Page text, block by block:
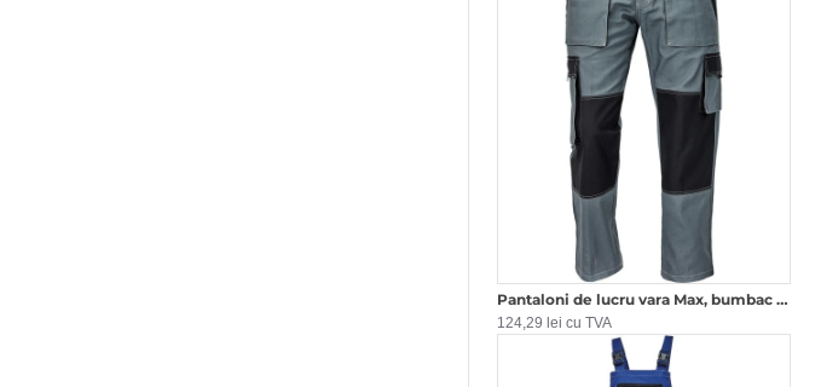
Pantaloni de lucru vara Max, bumbac 200g/mp Gri si negru
124,29 lei cu TVA